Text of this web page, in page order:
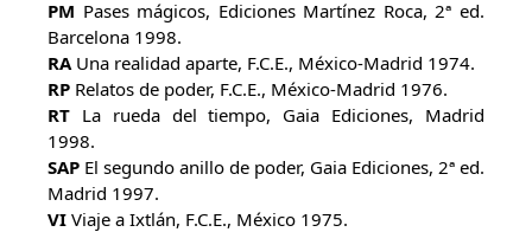
PM Pases mágicos, Ediciones Martínez Roca, 2ª ed.
Barcelona 1998.
RA Una realidad aparte, F.C.E., México-Madrid 1974.
RP Relatos de poder, F.C.E., México-Madrid 1976.
RT La rueda del tiempo, Gaia Ediciones, Madrid
1998.
SAP El segundo anillo de poder, Gaia Ediciones, 2ª ed.
Madrid 1997.
VI Viaje a Ixtlán, F.C.E., México 1975.